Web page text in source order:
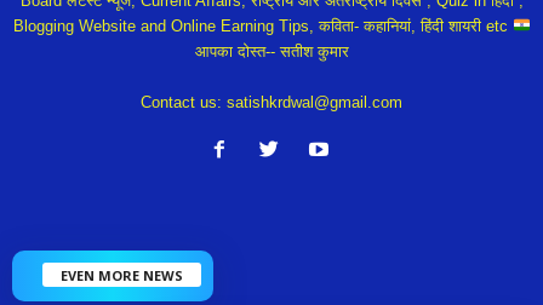
Blogging Website and Online Earning Tips, कविता- कहानियां, हिंदी शायरी etc
आपका दोस्त-- सतीश कुमार
Contact us: satishkrdwal@gmail.com
EVEN MORE NEWS